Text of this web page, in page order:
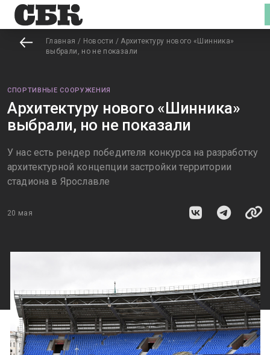
Главная / Новости / Архитектуру нового «Шинника»
выбрали, но не показали
СПОРТИВНЫЕ СООРУЖЕНИЯ
Архитектуру нового «Шинника»
выбрали, но не показали
У нас есть рендер победителя конкурса на разработку
архитектурной концепции застройки территории
стадиона в Ярославле
20 мая